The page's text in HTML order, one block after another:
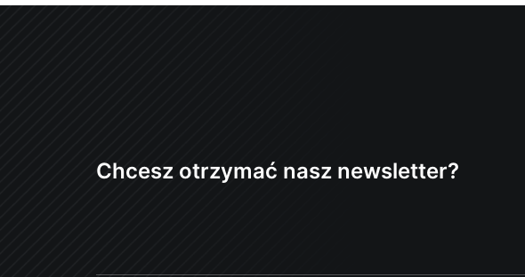
Chcesz otrzymać nasz newsletter?